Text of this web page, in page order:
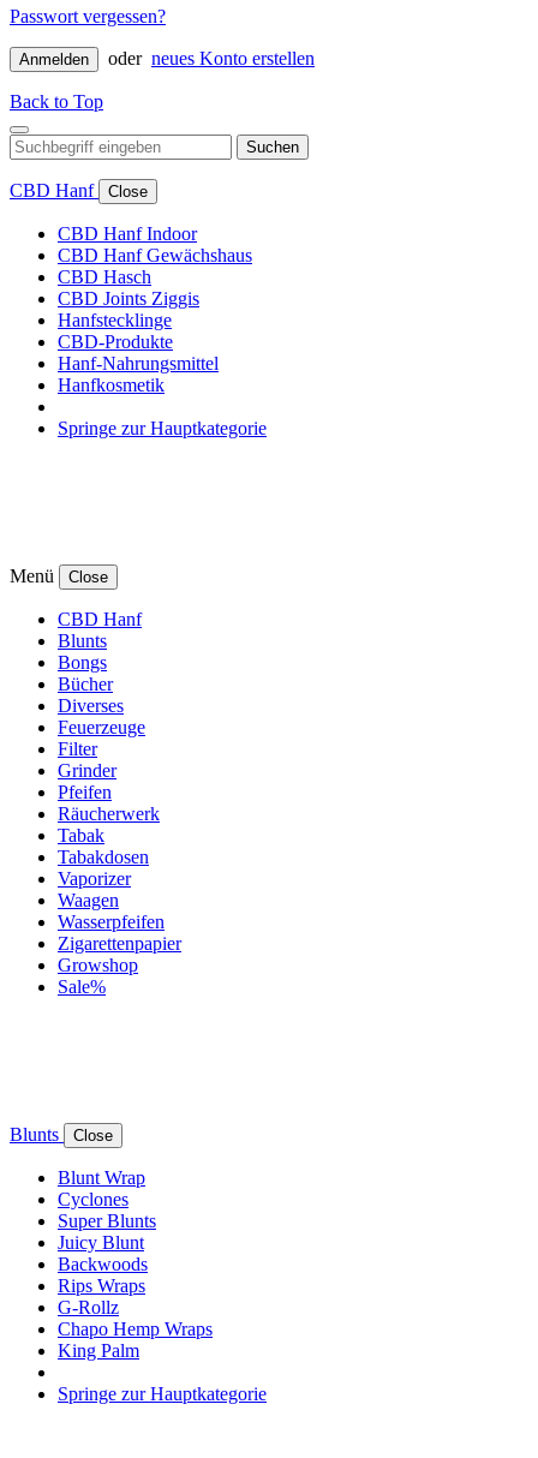
Passwort vergessen?
Anmelden oder neues Konto erstellen
Back to Top
Suchen
CBD Hanf Close
CBD Hanf Indoor
CBD Hanf Gewächshaus
CBD Hasch
CBD Joints Ziggis
Hanfstecklinge
CBD-Produkte
Hanf-Nahrungsmittel
Hanfkosmetik
Springe zur Hauptkategorie
Menü Close
CBD Hanf
Blunts
Bongs
Bücher
Diverses
Feuerzeuge
Filter
Grinder
Pfeifen
Räucherwerk
Tabak
Tabakdosen
Vaporizer
Waagen
Wasserpfeifen
Zigarettenpapier
Growshop
Sale%
Blunts Close
Blunt Wrap
Cyclones
Super Blunts
Juicy Blunt
Backwoods
Rips Wraps
G-Rollz
Chapo Hemp Wraps
King Palm
Springe zur Hauptkategorie